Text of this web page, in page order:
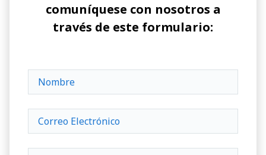
comuníquese con nosotros a
través de este formulario: